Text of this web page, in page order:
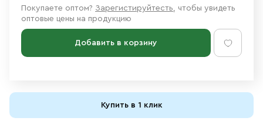
Покупаете оптом? Зарегистируйтесть, чтобы увидеть
оптовые цены на продукцию
Добавить в корзину
Купить в 1 клик